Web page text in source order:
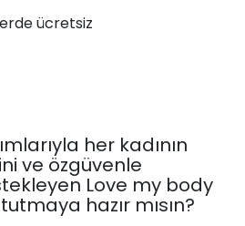
ücretsiz
her kadının
ve özgüvenle
Love my body
hazır mısın?